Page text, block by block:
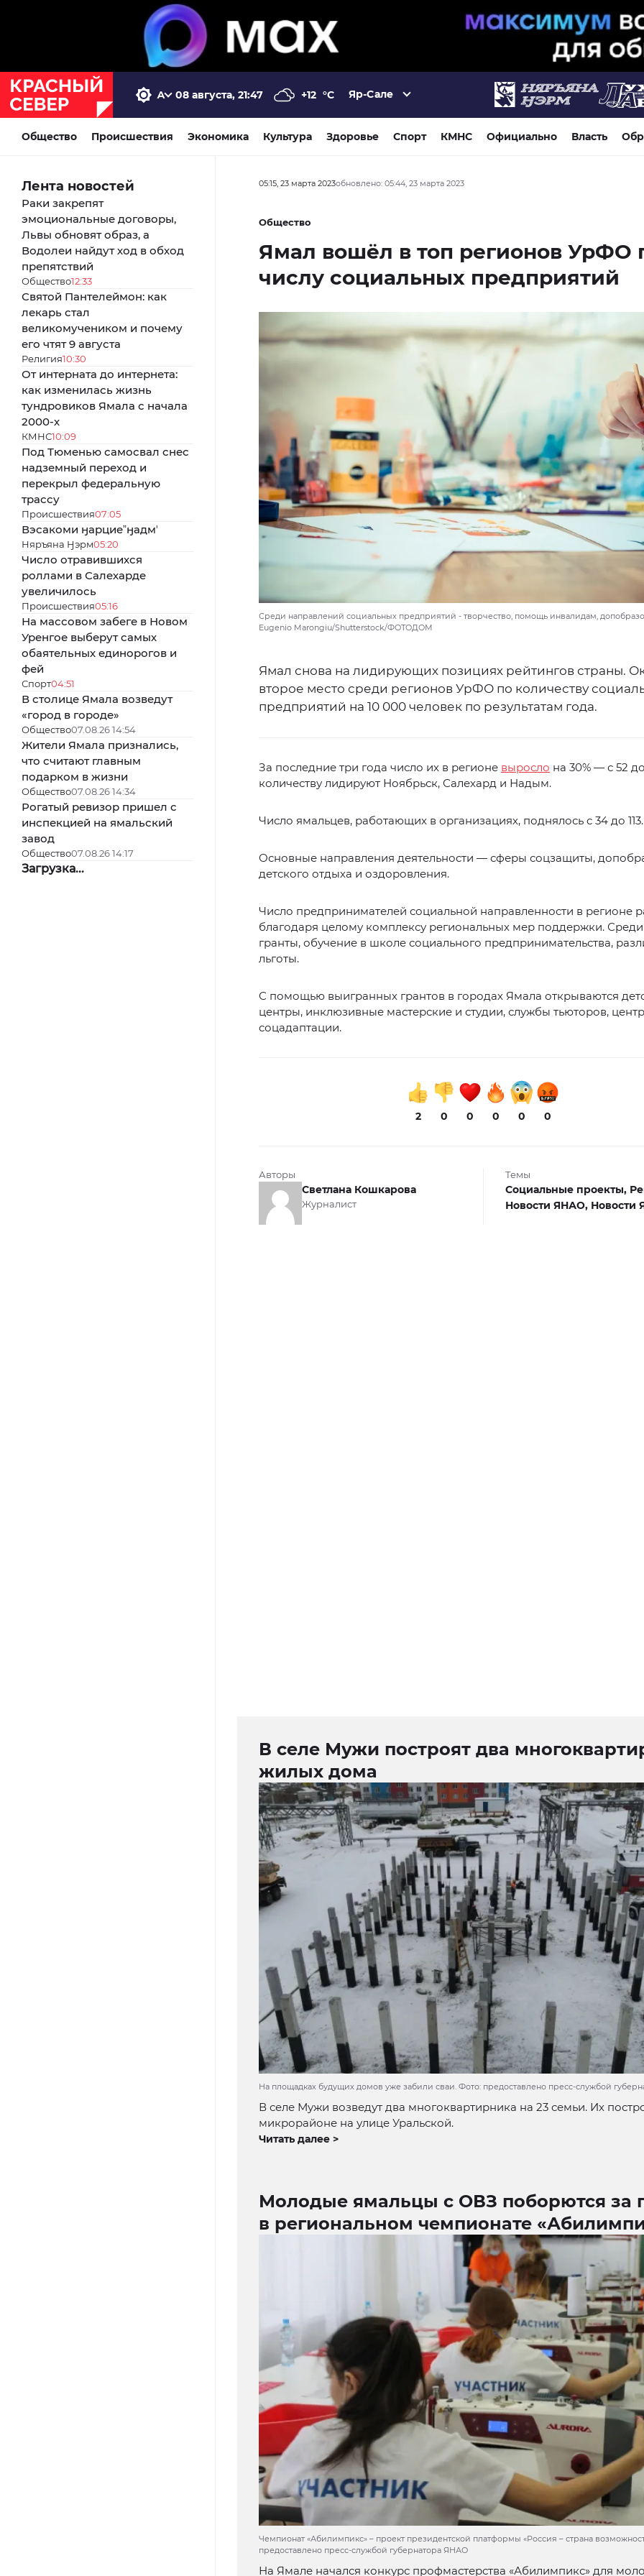
08 августа, 21:47 +12 °C Яр-Сале
Общество Происшествия Экономика Культура Здоровье Спорт КМНС Официально Власть
Лента новостей
Раки закрепят
эмоциональные договоры,
Львы обновят образ, а
Водолеи найдут ход в обход
препятствий
Общество12:33
Святой Пантелеймон: как
лекарь стал
великомучеником и почему
его чтят 9 августа
Религия10:30
От интерната до интернета:
как изменилась жизнь
тундровиков Ямала с начала
2000-х
КМНС10:09
Под Тюменью самосвал снес
надземный переход и
перекрыл федеральную
трассу
Происшествия07:05
Вэсакоми ӈарциеˮӈадмʼ
Няръяна Ӈэрм05:20
Число отравившихся
роллами в Салехарде
увеличилось
Происшествия05:16
На массовом забеге в Новом
Уренгое выберут самых
обаятельных единорогов и
фей
Спорт04:51
В столице Ямала возведут
«город в городе»
Общество07.08.26 14:54
Жители Ямала признались,
что считают главным
подарком в жизни
Общество07.08.26 14:34
Рогатый ревизор пришел с
инспекцией на ямальский
завод
Общество07.08.26 14:17
Загрузка...
05:15, 23 марта 2023обновлено: 05:44, 23 марта 2023
Общество
Ямал вошёл в топ регионов УрФО
числу социальных предприятий
Среди направлений социальных предприятий - творчество, помощь инвалидам,
Eugenio Marongiu/Shutterstock/ФОТОДОМ
Ямал снова на лидирующих позициях рейтингов страны.
второе место среди регионов УрФО по количеству
предприятий на 10 000 человек по результатам года.
За последние три года число их в регионе выросло на 30% — с 52
количеству лидируют Ноябрьск, Салехард и Надым.
Число ямальцев, работающих в организациях, поднялось с 34 до 113.
Основные направления деятельности — сферы соцзащиты,
детского отдыха и оздоровления.
Число предпринимателей социальной направленности в регионе
благодаря целому комплексу региональных мер поддержки.
гранты, обучение в школе социального предпринимательства,
льготы.
С помощью выигранных грантов в городах Ямала открываются
центры, инклюзивные мастерские и студии, службы тьюторов,
соцадаптации.
2 0 0 0 0 0
Авторы
Светлана Кошкарова
Журналист
Темы
Социальные проекты,
Новости ЯНАО, Новости
В селе Мужи построят два
жилых дома
На площадках будущих домов уже забили сваи. Фото: предоставлено пресс-службой
В селе Мужи возведут два многоквартирника на 23 семьи. Их
микрорайоне на улице Уральской.
Читать далее >
Молодые ямальцы с ОВЗ поборются за
в региональном чемпионате
Чемпионат «Абилимпикс» – проект президентской платформы «Россия – страна
предоставлено пресс-службой губернатора ЯНАО
На Ямале начался конкурс профмастерства «Абилимпикс» для